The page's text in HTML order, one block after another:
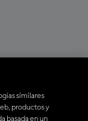
similares
productos y
basada en un